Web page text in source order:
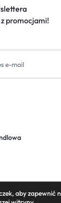
promocjami!
aby zapewnić